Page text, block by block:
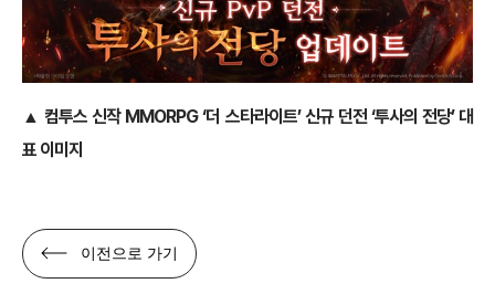
▲ 컴투스 신작 MMORPG ‘더 스타라이트’ 신규 던전 ‘투사의 전당’ 대
표 이미지
이전으로 가기